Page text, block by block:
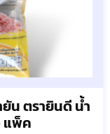
น ตรายินดี น้ำ
แพ็ค